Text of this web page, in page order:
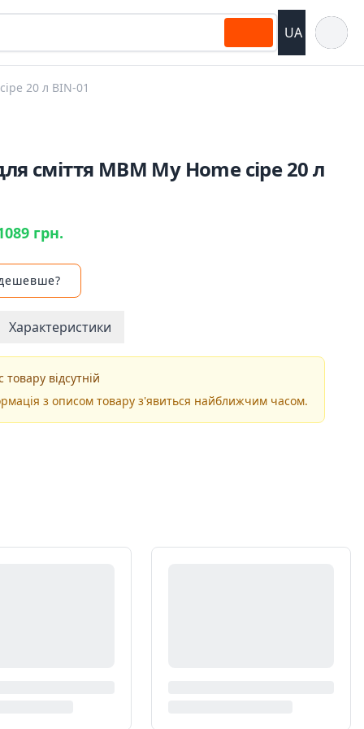
UA
20 л BIN-01
сміття MBM My Home сіре 20 л
грн.
Характеристики
товару відсутній
з описом товару з'явиться найближчим часом.